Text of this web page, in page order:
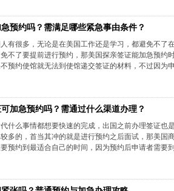
预约吗？需满足哪些紧急事由条件？
有很多，无论是在美国工作还是学习，都避免不了
不了要提前进行预约，那美国探亲签证能加急预约
预约使馆就无法到使馆递交签证的材料，不过因为
加急预约吗？需通过什么渠道办理？
什么事情都想要快速的完成，出国之前办理签证也
多的，首当其冲的就是进行预约之后面试，那美国
预约到最适合自己的时间，因为预约后申请者需要